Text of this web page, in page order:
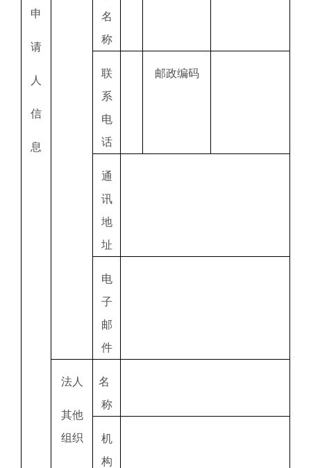
申
请
人
信
息
名
称
联
系
电
话
邮政编码
通
讯
地
址
电
子
邮
件
法人
其他
组织
名
称
机
构